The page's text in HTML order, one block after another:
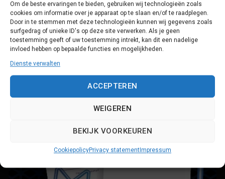
Om de beste ervaringen te bieden, gebruiken wij technologieën zoals
cookies om informatie over je apparaat op te slaan en/of te raadplegen.
Door in te stemmen met deze technologieën kunnen wij gegevens zoals
surfgedrag of unieke ID's op deze site verwerken. Als je geen
toestemming geeft of uw toestemming intrekt, kan dit een nadelige
invloed hebben op bepaalde functies en mogelijkheden.
Dienste verwalten
ACCEPTEREN
WEIGEREN
BEKIJK VOORKEUREN
CookiepolicyPrivacy statement Impressum